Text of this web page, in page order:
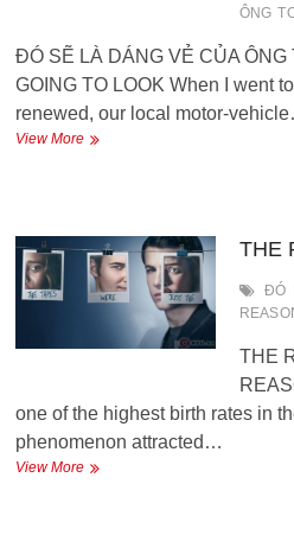
ÔNG
ĐÓ SẼ LÀ DÁNG VẺ CỦA ÔNG
GOING TO LOOK When I went
renewed, our local motor-
View MoreĐÓ
CỦA
ÔNG
THE
ĐÓ
THE
one of the highest birth rates in
phenomenon attracted…
View MoreTHE